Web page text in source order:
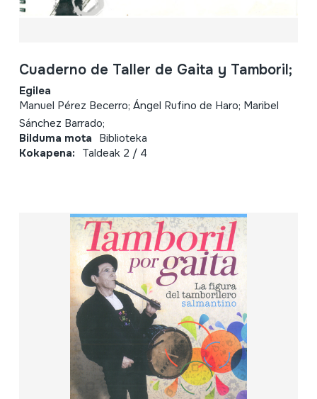
Cuaderno de Taller de Gaita y Tamboril;
Egilea
Manuel Pérez Becerro; Ángel Rufino de Haro; Maribel
Sánchez Barrado;
Bilduma mota Biblioteka
Kokapena: Taldeak 2 / 4